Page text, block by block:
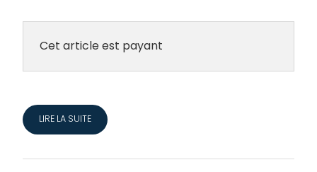
Cet article est payant
LIRE LA SUITE